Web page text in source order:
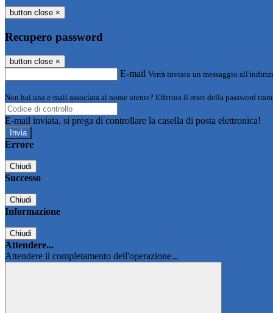
button close ×
Recupero password
button close ×
E-mail Verrà inviato un messaggio
Non hai una e-mail associata al nome utente? Effettua il reset della password
E-mail inviata, si prega di controllare la casella di posta elettronica!
Errore
Chiudi
Successo
Chiudi
Informazione
Chiudi
Attendere...
Attendere il completamento dell'operazione...